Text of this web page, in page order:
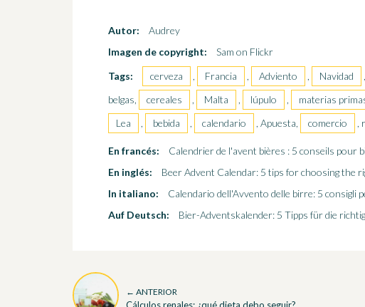
Autor:
Audrey
Imagen de copyright:
Sam on Flickr
Tags:
cerveza , Francia , Adviento , Navidad ,
belgas,
cereales , Malta , lúpulo , materias
Lea
, bebida , calendario , Apuesta, comercio ,
En francés:
Calendrier de l'avent bières : 5 conseils pour
En inglés:
Beer Advent Calendar: 5 tips for choosing the
In italiano:
Calendario dell'Avvento delle birre: 5 consigli
Auf Deutsch:
Bier-Adventskalender: 5 Tipps für die
← ANTERIOR